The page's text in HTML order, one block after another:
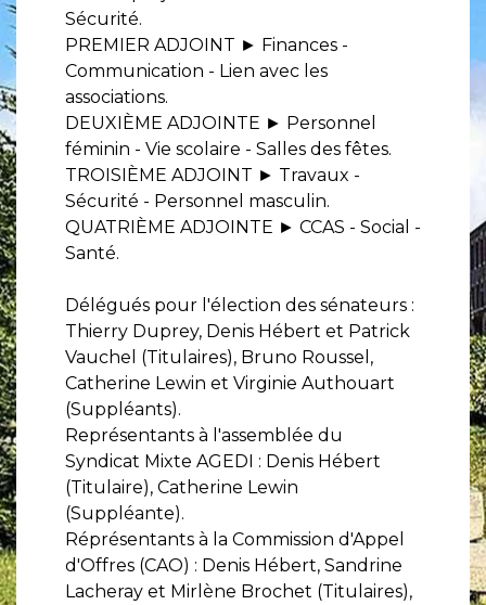
Sécurité.
PREMIER ADJOINT ► Finances -
Communication - Lien avec les
associations.
DEUXIÈME ADJOINTE ► Personnel
féminin - Vie scolaire - Salles des fêtes.
TROISIÈME ADJOINT ► Travaux -
Sécurité - Personnel masculin.
QUATRIÈME ADJOINTE ► CCAS - Social -
Santé.
Délégués pour l'élection des sénateurs :
Thierry Duprey, Denis Hébert et Patrick
Vauchel (Titulaires), Bruno Roussel,
Catherine Lewin et Virginie Authouart
(Suppléants).
Représentants à l'assemblée du
Syndicat Mixte AGEDI : Denis Hébert
(Titulaire), Catherine Lewin
(Suppléante).
Réprésentants à la Commission d'Appel
d'Offres (CAO) : Denis Hébert, Sandrine
Lacheray et Mirlène Brochet (Titulaires),